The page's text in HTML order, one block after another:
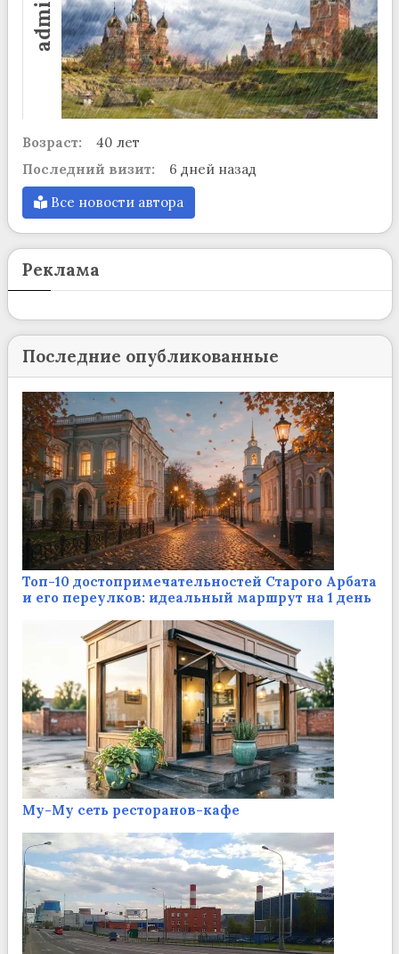
admin
Возраст:
40 лет
Последний визит:
6 дней назад
Все новости автора
Реклама
Последние опубликованные
Топ-10 достопримечательностей Старого Арбата
и его переулков: идеальный маршрут на 1 день
Му-Му сеть ресторанов-кафе